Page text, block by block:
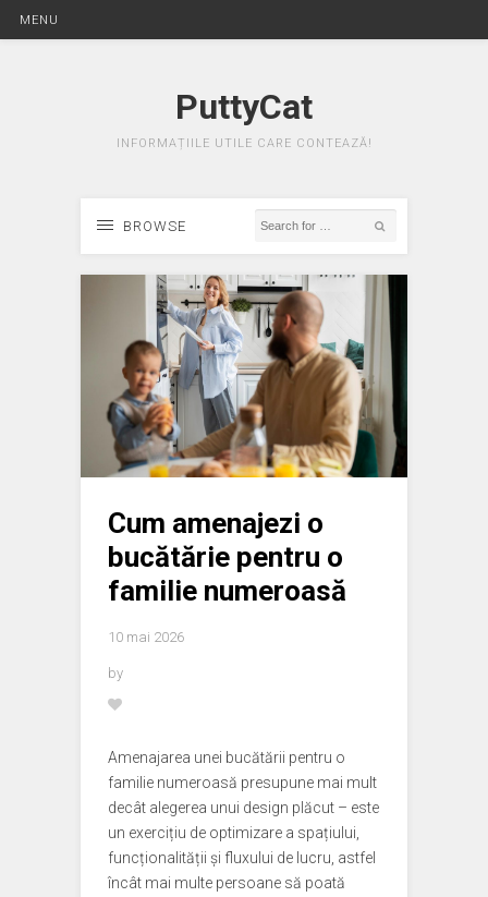
MENU
PuttyCat
INFORMAȚIILE UTILE CARE CONTEAZĂ!
BROWSE
Cum amenajezi o
bucătărie pentru o
familie numeroasă
10 mai 2026
by
Amenajarea unei bucătării pentru o
familie numeroasă presupune mai mult
decât alegerea unui design plăcut – este
un exercițiu de optimizare a spațiului,
funcționalității și fluxului de lucru, astfel
încât mai multe persoane să poată